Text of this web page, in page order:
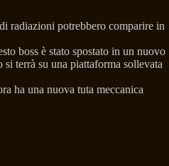
radiazioni potrebbero comparire in
boss è stato spostato in un nuovo
terrà su una piattaforma sollevata
ha una nuova tuta meccanica